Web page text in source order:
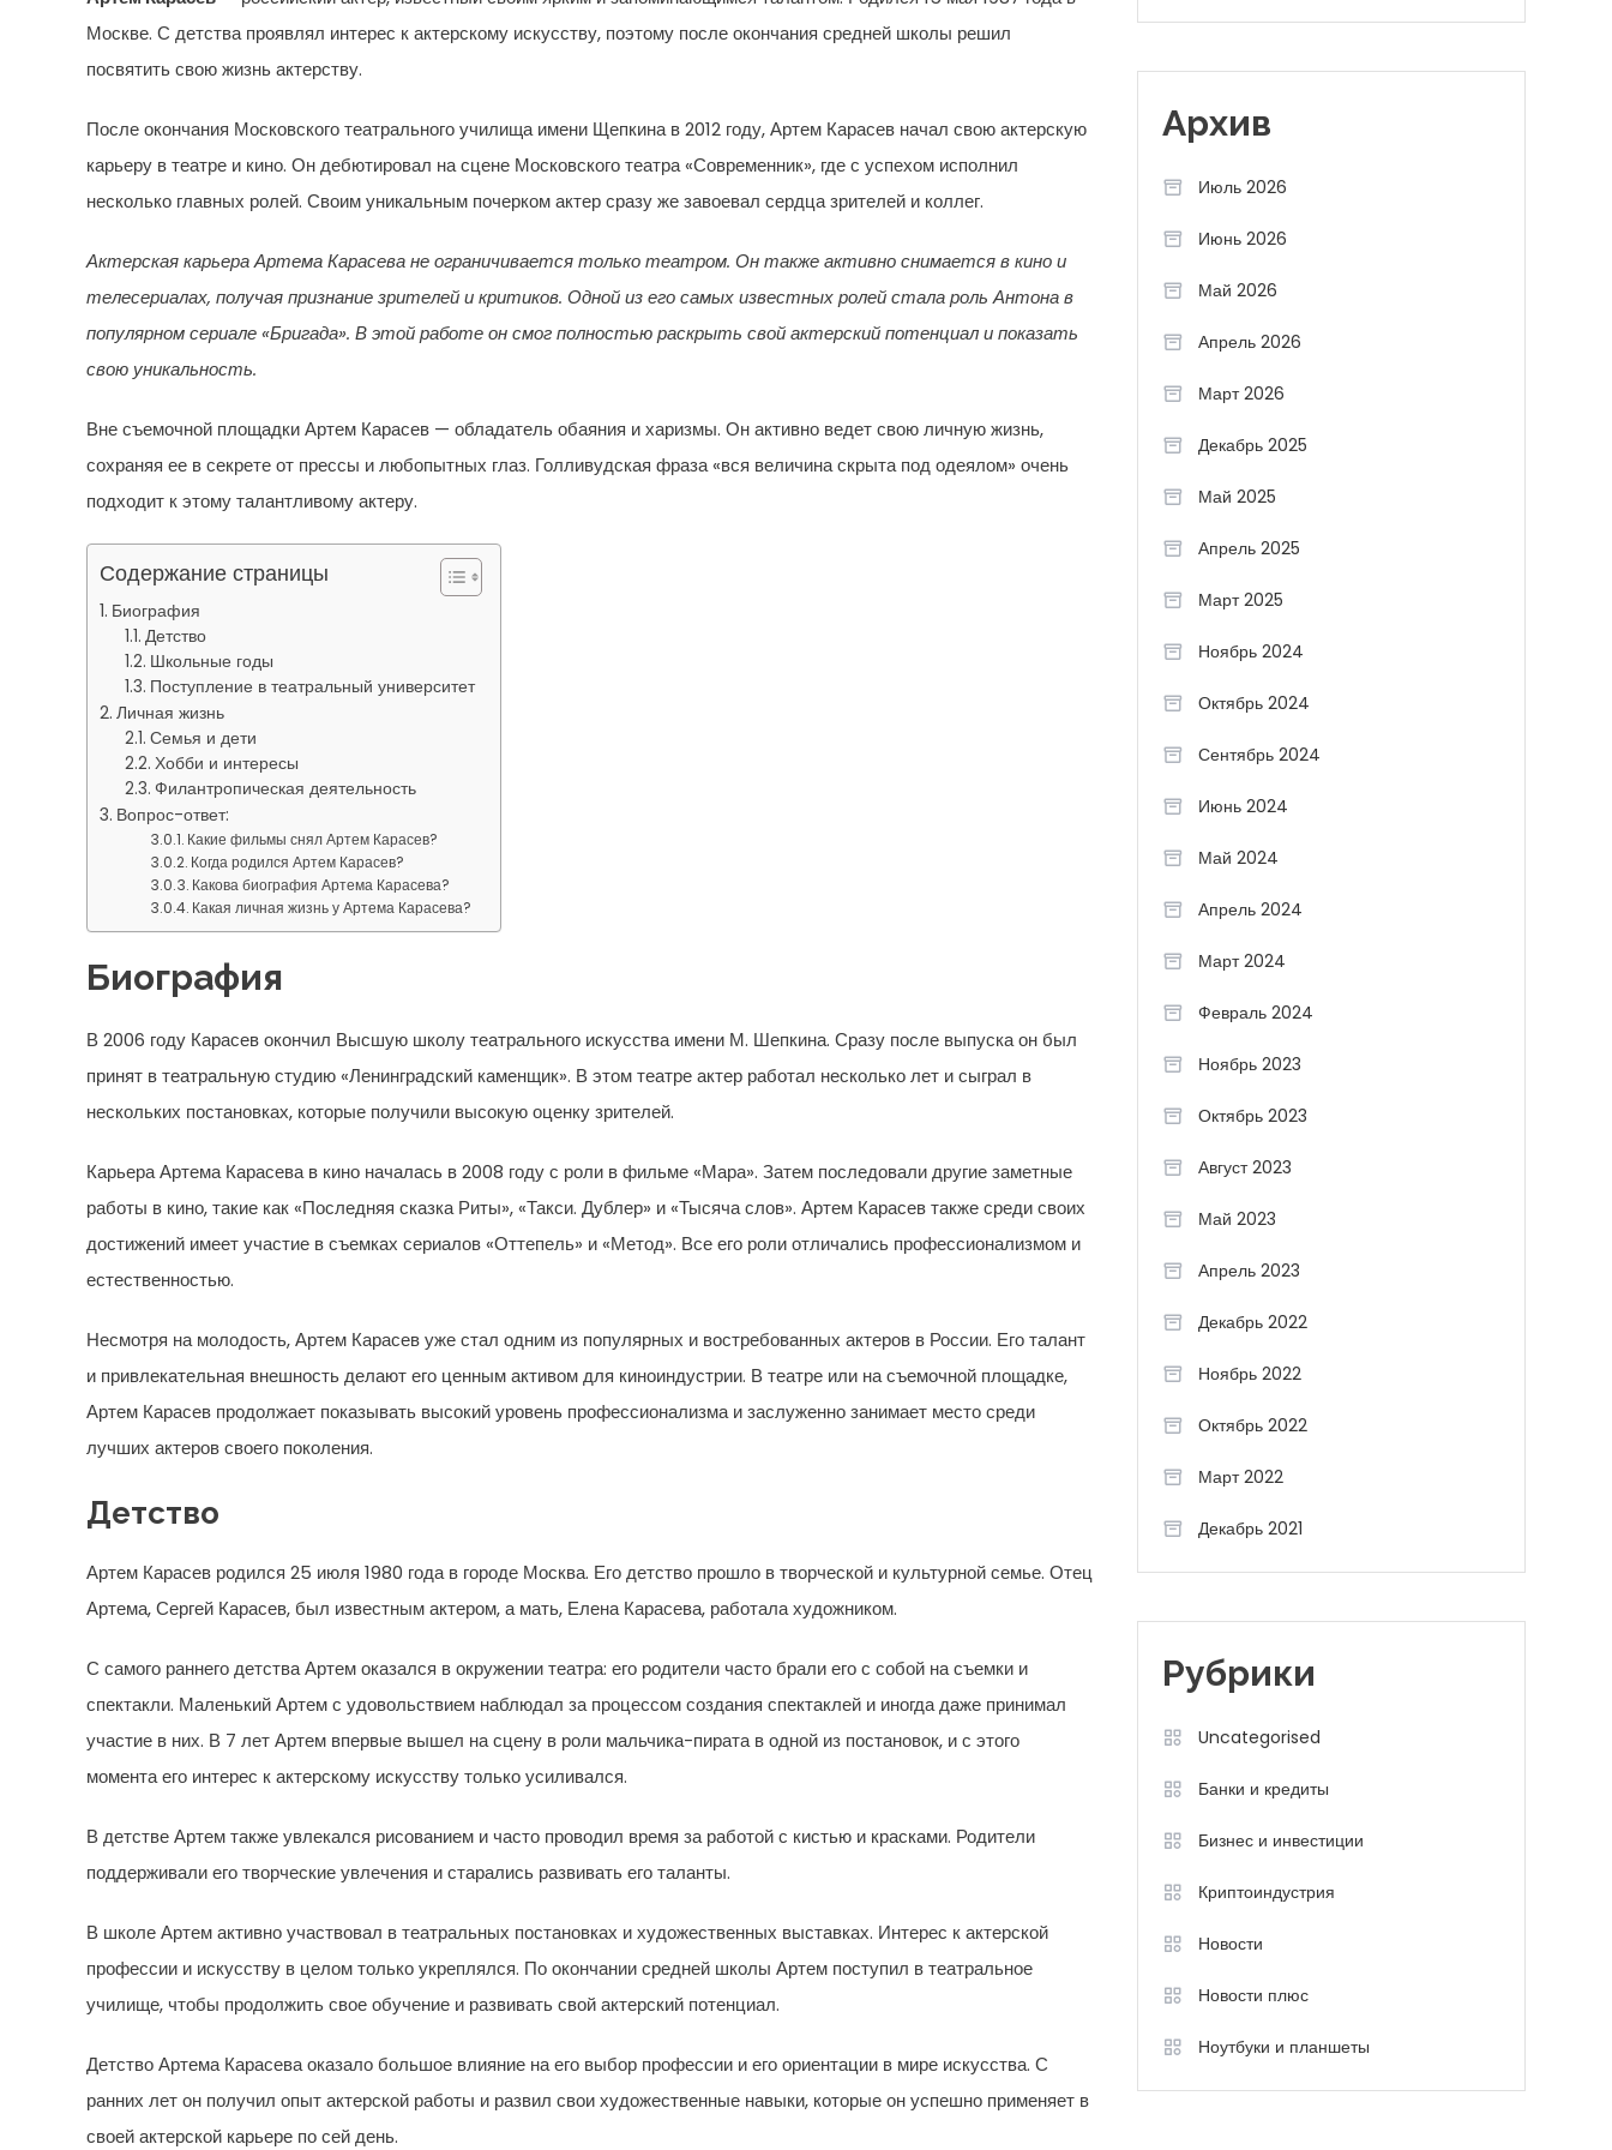
Москве. С детства проявлял интерес к актерскому искусству, поэтому после окончания средней школы решил
посвятить свою жизнь актерству.
После окончания Московского театрального училища имени Щепкина в 2012 году, Артем Карасев начал свою актерскую
карьеру в театре и кино. Он дебютировал на сцене Московского театра «Современник», где с успехом исполнил
несколько главных ролей. Своим уникальным почерком актер сразу же завоевал сердца зрителей и коллег.
Актерская карьера Артема Карасева не ограничивается только театром. Он также активно снимается в кино и
телесериалах, получая признание зрителей и критиков. Одной из его самых известных ролей стала роль Антона в
популярном сериале «Бригада». В этой работе он смог полностью раскрыть свой актерский потенциал и показать
свою уникальность.
Вне съемочной площадки Артем Карасев — обладатель обаяния и харизмы. Он активно ведет свою личную жизнь,
сохраняя ее в секрете от прессы и любопытных глаз. Голливудская фраза «вся величина скрыта под одеялом» очень
подходит к этому талантливому актеру.
Содержание страницы
Биография
Детство
Школьные годы
Поступление в театральный университет
Личная жизнь
Семья и дети
Хобби и интересы
Филантропическая деятельность
Вопрос-ответ:
Какие фильмы снял Артем Карасев?
Когда родился Артем Карасев?
Какова биография Артема Карасева?
Какая личная жизнь у Артема Карасева?
Биография
В 2006 году Карасев окончил Высшую школу театрального искусства имени М. Шепкина. Сразу после выпуска он был
принят в театральную студию «Ленинградский каменщик». В этом театре актер работал несколько лет и сыграл в
нескольких постановках, которые получили высокую оценку зрителей.
Карьера Артема Карасева в кино началась в 2008 году с роли в фильме «Мара». Затем последовали другие заметные
работы в кино, такие как «Последняя сказка Риты», «Такси. Дублер» и «Тысяча слов». Артем Карасев также среди своих
достижений имеет участие в съемках сериалов «Оттепель» и «Метод». Все его роли отличались профессионализмом и
естественностью.
Несмотря на молодость, Артем Карасев уже стал одним из популярных и востребованных актеров в России. Его талант
и привлекательная внешность делают его ценным активом для киноиндустрии. В театре или на съемочной площадке,
Артем Карасев продолжает показывать высокий уровень профессионализма и заслуженно занимает место среди
лучших актеров своего поколения.
Детство
Артем Карасев родился 25 июля 1980 года в городе Москва. Его детство прошло в творческой и культурной семье. Отец
Артема, Сергей Карасев, был известным актером, а мать, Елена Карасева, работала художником.
С самого раннего детства Артем оказался в окружении театра: его родители часто брали его с собой на съемки и
спектакли. Маленький Артем с удовольствием наблюдал за процессом создания спектаклей и иногда даже принимал
участие в них. В 7 лет Артем впервые вышел на сцену в роли мальчика-пирата в одной из постановок, и с этого
момента его интерес к актерскому искусству только усиливался.
В детстве Артем также увлекался рисованием и часто проводил время за работой с кистью и красками. Родители
поддерживали его творческие увлечения и старались развивать его таланты.
В школе Артем активно участвовал в театральных постановках и художественных выставках. Интерес к актерской
профессии и искусству в целом только укреплялся. По окончании средней школы Артем поступил в театральное
училище, чтобы продолжить свое обучение и развивать свой актерский потенциал.
Детство Артема Карасева оказало большое влияние на его выбор профессии и его ориентации в мире искусства. С
ранних лет он получил опыт актерской работы и развил свои художественные навыки, которые он успешно применяет в
своей актерской карьере по сей день.
Архив
Июль 2026
Июнь 2026
Май 2026
Апрель 2026
Март 2026
Декабрь 2025
Май 2025
Апрель 2025
Март 2025
Ноябрь 2024
Октябрь 2024
Сентябрь 2024
Июнь 2024
Май 2024
Апрель 2024
Март 2024
Февраль 2024
Ноябрь 2023
Октябрь 2023
Август 2023
Май 2023
Апрель 2023
Декабрь 2022
Ноябрь 2022
Октябрь 2022
Март 2022
Декабрь 2021
Рубрики
Uncategorised
Банки и кредиты
Бизнес и инвестиции
Криптоиндустрия
Новости
Новости плюс
Ноутбуки и планшеты